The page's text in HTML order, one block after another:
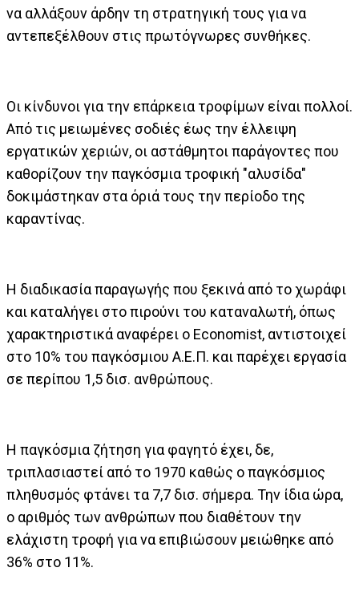
να αλλάξουν άρδην τη στρατηγική τους για να
αντεπεξέλθουν στις πρωτόγνωρες συνθήκες.
Οι κίνδυνοι για την επάρκεια τροφίμων είναι πολλοί.
Από τις μειωμένες σοδιές έως την έλλειψη
εργατικών χεριών, οι αστάθμητοι παράγοντες που
καθορίζουν την παγκόσμια τροφική "αλυσίδα"
δοκιμάστηκαν στα όριά τους την περίοδο της
καραντίνας.
Η διαδικασία παραγωγής που ξεκινά από το χωράφι
και καταλήγει στο πιρούνι του καταναλωτή, όπως
χαρακτηριστικά αναφέρει ο Economist, αντιστοιχεί
στο 10% του παγκόσμιου Α.Ε.Π. και παρέχει εργασία
σε περίπου 1,5 δισ. ανθρώπους.
Η παγκόσμια ζήτηση για φαγητό έχει, δε,
τριπλασιαστεί από το 1970 καθώς ο παγκόσμιος
πληθυσμός φτάνει τα 7,7 δισ. σήμερα. Την ίδια ώρα,
ο αριθμός των ανθρώπων που διαθέτουν την
ελάχιστη τροφή για να επιβιώσουν μειώθηκε από
36% στο 11%.